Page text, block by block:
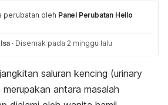
perubatan oleh Panel Perubatan Hello
· Disemak pada 2 minggu lalu
saluran kencing (urinary
merupakan antara masalah